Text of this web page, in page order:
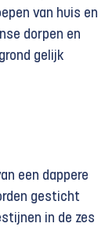
van huis en
dorpen en
gelijk
een dappere
gesticht
in de zes